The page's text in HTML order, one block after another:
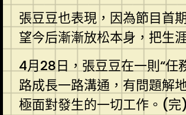
張豆豆也表現，因為節目首
望今后漸漸放松本身，把生
4月28日，張豆豆在一則“任
路成長一路溝通，有問題解
極面對發生的一切工作。(完)